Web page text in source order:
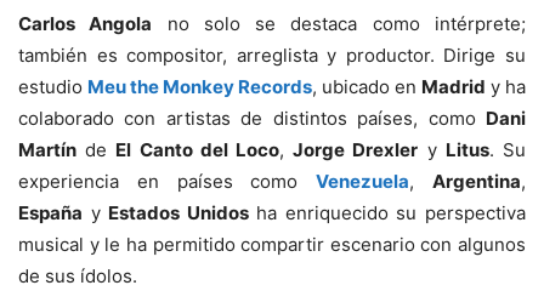
Carlos Angola no solo se destaca como intérprete;
también es compositor, arreglista y productor. Dirige su
estudio Meu the Monkey Records, ubicado en Madrid y ha
colaborado con artistas de distintos países, como Dani
Martín de El Canto del Loco,Jorge Drexler y Litus. Su
experiencia en países comoVenezuela,Argentina,
España y Estados Unidosha enriquecido su perspectiva
musical y le ha permitido compartir escenario con algunos
de sus ídolos.